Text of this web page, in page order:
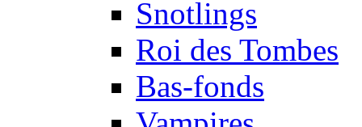
Snotlings
Roi des Tombes
Bas-fonds